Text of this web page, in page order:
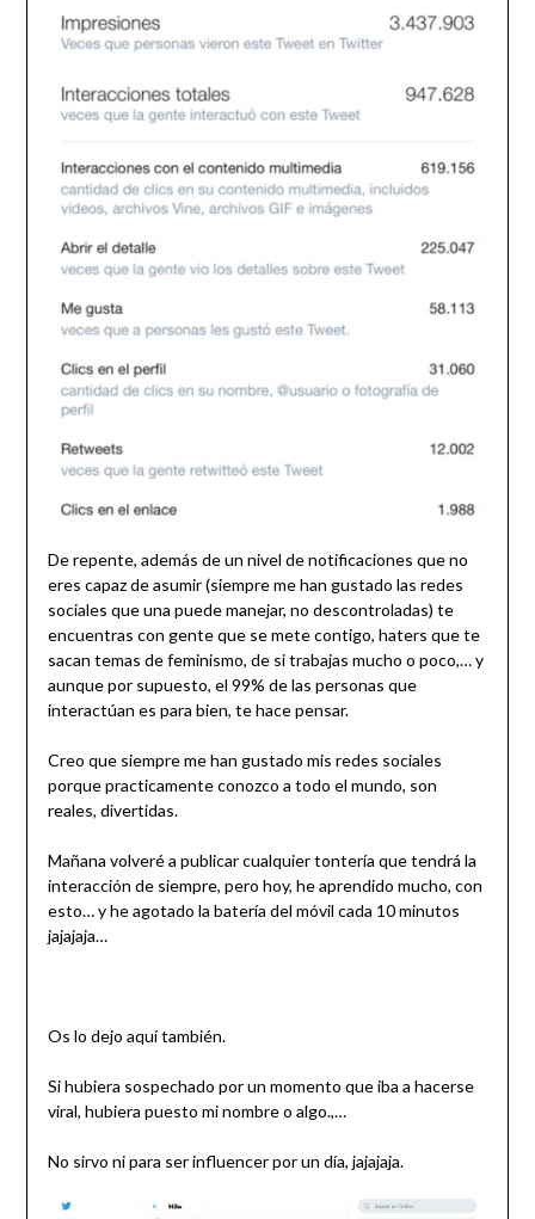
De repente, además de un nivel de notificaciones que no
eres capaz de asumir (siempre me han gustado las redes
sociales que una puede manejar, no descontroladas) te
encuentras con gente que se mete contigo, haters que te
sacan temas de feminismo, de si trabajas mucho o poco,… y
aunque por supuesto, el 99% de las personas que
interactúan es para bien, te hace pensar.
Creo que siempre me han gustado mis redes sociales
porque practicamente conozco a todo el mundo, son
reales, divertidas.
Mañana volveré a publicar cualquier tontería que tendrá la
interacción de siempre, pero hoy, he aprendido mucho, con
esto… y he agotado la batería del móvil cada 10 minutos
jajajaja…
Os lo dejo aquí también.
Si hubiera sospechado por un momento que iba a hacerse
viral, hubiera puesto mi nombre o algo.,…
No sirvo ni para ser influencer por un día, jajajaja.